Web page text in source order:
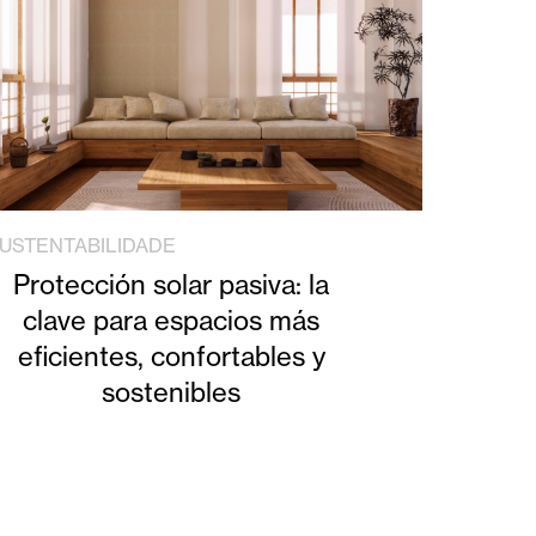
Protección solar pasiva: la
clave para espacios más
eficientes, confortables y
sostenibles